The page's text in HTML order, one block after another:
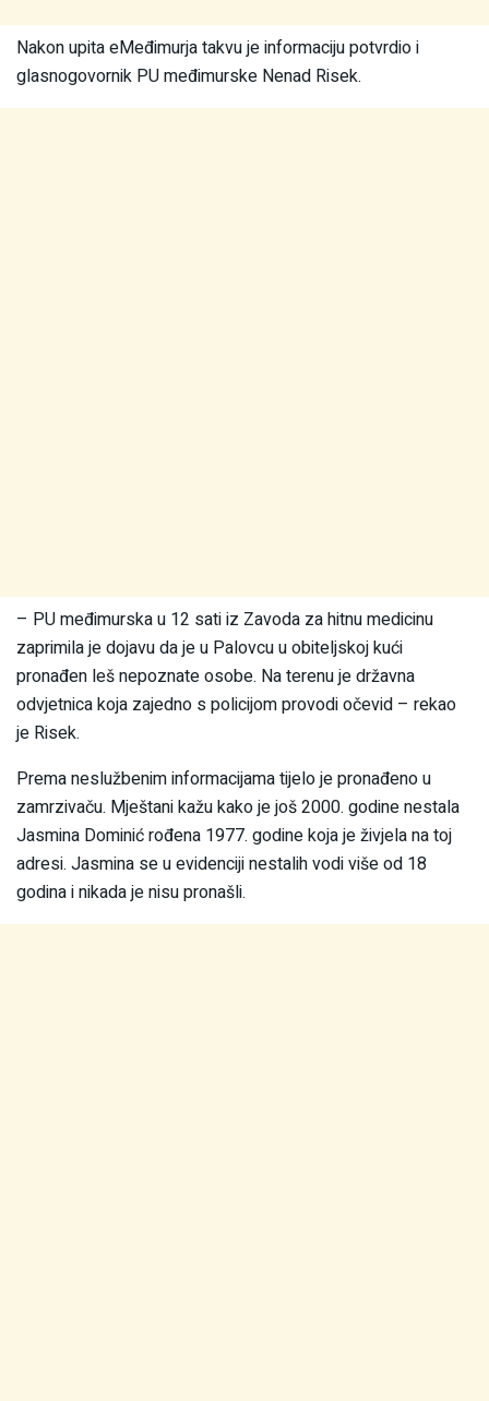
Nakon upita eMeđimurja takvu je informaciju potvrdio i
glasnogovornik PU međimurske Nenad Risek.
– PU međimurska u 12 sati iz Zavoda za hitnu medicinu
zaprimila je dojavu da je u Palovcu u obiteljskoj kući
pronađen leš nepoznate osobe. Na terenu je državna
odvjetnica koja zajedno s policijom provodi očevid – rekao
je Risek.
Prema neslužbenim informacijama tijelo je pronađeno u
zamrzivaču. Mještani kažu kako je još 2000. godine nestala
Jasmina Dominić rođena 1977. godine koja je živjela na toj
adresi. Jasmina se u evidenciji nestalih vodi više od 18
godina i nikada je nisu pronašli.